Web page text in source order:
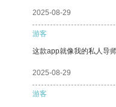
2025-08-29
游客
这款app就像我的私人导
2025-08-29
游客